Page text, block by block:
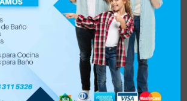
vehículo y moto
hogar